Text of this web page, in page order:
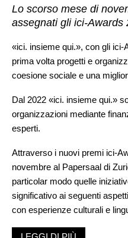
Lo scorso mese di
assegnati gli ici-Awards
«ici. insieme qui.», con gli
prima volta progetti e
coesione sociale e una
Dal 2022 «ici. insieme qui.»
organizzazioni mediante
esperti.
Attraverso i nuovi premi ici-
novembre al Papersaal di
particolar modo quelle
significativo ai seguenti
con esperienze culturali e